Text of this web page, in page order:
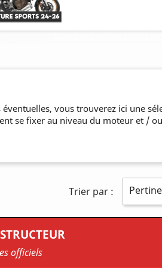
éventuelles, vous trouverez ici une
se fixer au niveau du moteur et /
Trier par :
officiels